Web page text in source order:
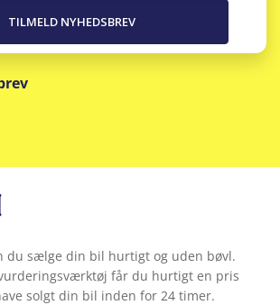
du sælge din bil hurtigt og uden bøvl.
får du hurtigt en pris
solgt din bil inden for 24 timer.